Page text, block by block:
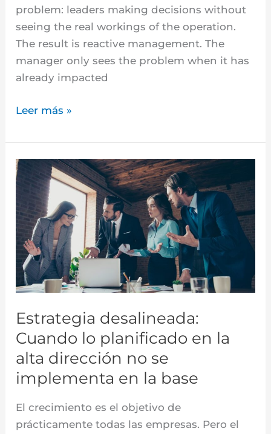
problem: leaders making decisions without
seeing the real workings of the operation.
The result is reactive management. The
manager only sees the problem when it has
already impacted
Leer más »
Estrategia desalineada:
Cuando lo planificado en la
alta dirección no se
implementa en la base
El crecimiento es el objetivo de
prácticamente todas las empresas. Pero el
Estrategia
desalineada:
Cuando
lo
planificado
en
la
alta
no
se
implementa
en
la
base